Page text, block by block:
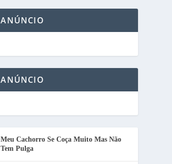
ANÚNCIO
ANÚNCIO
Meu Cachorro Se Coça Muito Mas Não
Tem Pulga